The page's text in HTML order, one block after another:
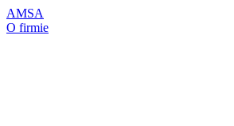
AMSA
O firmie